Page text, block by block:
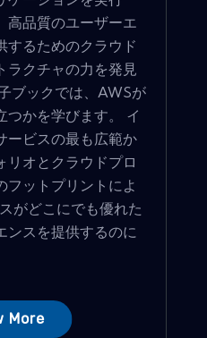
高品質のユーザーエ
するためのクラウド
ラクチャの力を発見
ブックでは、AWSが
つかを学びます。 イ
ービスの最も広範か
リオとクラウドプロ
フットプリントによ
がどこにでも優れた
ンスを提供するのに
More